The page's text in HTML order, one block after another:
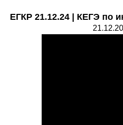
ЕГКР 21.12.24 КЕГЭ по